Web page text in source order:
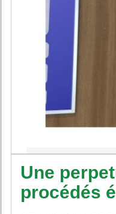
Une
procédés